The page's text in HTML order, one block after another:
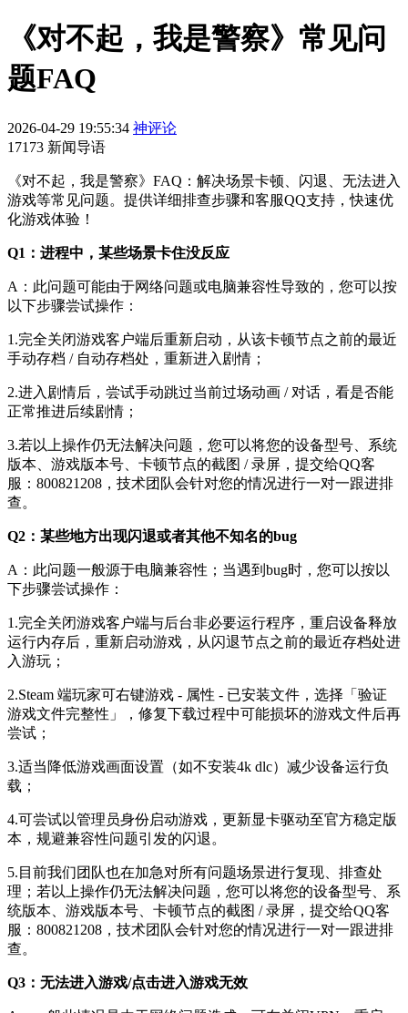
《对不起，我是警察》常见问
题FAQ
2026-04-29 19:55:34 神评论
17173 新闻导语
《对不起，我是警察》FAQ：解决场景卡顿、闪退、无法进入
游戏等常见问题。提供详细排查步骤和客服QQ支持，快速优
化游戏体验！
Q1：进程中，某些场景卡住没反应
A：此问题可能由于网络问题或电脑兼容性导致的，您可以按
以下步骤尝试操作：
1.完全关闭游戏客户端后重新启动，从该卡顿节点之前的最近
手动存档 / 自动存档处，重新进入剧情；
2.进入剧情后，尝试手动跳过当前过场动画 / 对话，看是否能
正常推进后续剧情；
3.若以上操作仍无法解决问题，您可以将您的设备型号、系统
版本、游戏版本号、卡顿节点的截图 / 录屏，提交给QQ客
服：800821208，技术团队会针对您的情况进行一对一跟进排
查。
Q2：某些地方出现闪退或者其他不知名的bug
A：此问题一般源于电脑兼容性；当遇到bug时，您可以按以
下步骤尝试操作：
1.完全关闭游戏客户端与后台非必要运行程序，重启设备释放
运行内存后，重新启动游戏，从闪退节点之前的最近存档处进
入游玩；
2.Steam 端玩家可右键游戏 - 属性 - 已安装文件，选择「验证
游戏文件完整性」，修复下载过程中可能损坏的游戏文件后再
尝试；
3.适当降低游戏画面设置（如不安装4k dlc）减少设备运行负
载；
4.可尝试以管理员身份启动游戏，更新显卡驱动至官方稳定版
本，规避兼容性问题引发的闪退。
5.目前我们团队也在加急对所有问题场景进行复现、排查处
理；若以上操作仍无法解决问题，您可以将您的设备型号、系
统版本、游戏版本号、卡顿节点的截图 / 录屏，提交给QQ客
服：800821208，技术团队会针对您的情况进行一对一跟进排
查。
Q3：无法进入游戏/点击进入游戏无效